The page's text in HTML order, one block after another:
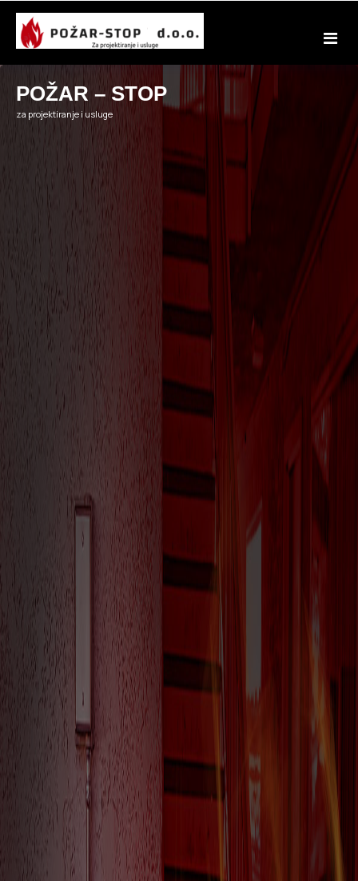
Skip
content
POŽAR – STOP
za projektiranje i usluge